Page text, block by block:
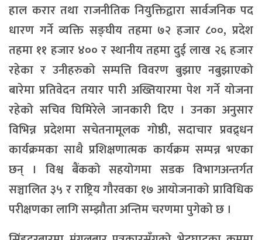
हाल करार तथा राजनीतिक नियुक्तिद्वारा सार्वजनिक पद
धारण गर्ने व्यक्ति सङ्घीय तहमा ७२ हजार ८००, प्रदेश
तहमा ११ हजार ४०० र स्थानीय तहमा दुई लाख २६ हजार
रहेका र उनीहरुको सम्पत्ति विवरण बुझाए नबुझाएको
बारेमा प्रतिवेदन तयार पारी अख्तियारमा पेश गर्ने योजना
रहेको सचिव घिमिरेले जानकारी दिए । उनका अनुसार
विभिन्न प्रदेशमा सचेतनामूलक गोष्ठी, सदाचार प्रवद्र्धन
कार्यक्रमका साथै प्रशिक्षणात्मक कार्यक्रम सम्पन्न भएका
छन् । विश्व बैंकको सहयोगमा सडक विभागअन्तर्गत
सञ्चालित ३५ र राष्ट्रिय गौरवका १७ आयोजनाको प्राविधिक
परीक्षणका लागि सम्झौता अन्तिम चरणमा पुगेको छ ।